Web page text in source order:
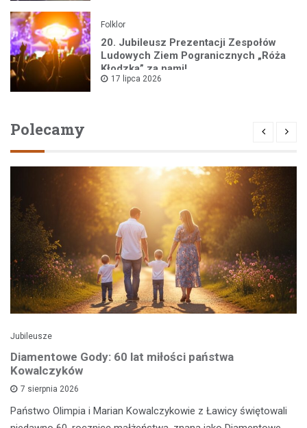
Folklor
20. Jubileusz Prezentacji Zespołów
Ludowych Ziem Pogranicznych „Róża
Kłodzka” za nami!
17 lipca 2026
Polecamy
Jubileusze
Diamentowe Gody: 60 lat miłości państwa
Kowalczyków
7 sierpnia 2026
Państwo Olimpia i Marian Kowalczykowie z Ławicy świętowali